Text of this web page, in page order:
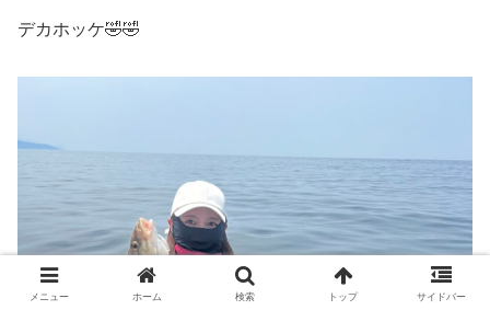
デカホッケ🤣🤣
メニュー ホーム 検索 トップ サイドバー